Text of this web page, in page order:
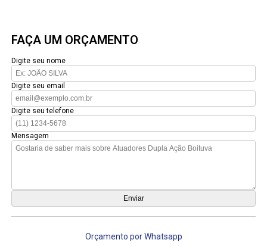
FAÇA UM ORÇAMENTO
Digite seu nome
Digite seu email
Digite seu telefone
Mensagem
Orçamento por Whatsapp